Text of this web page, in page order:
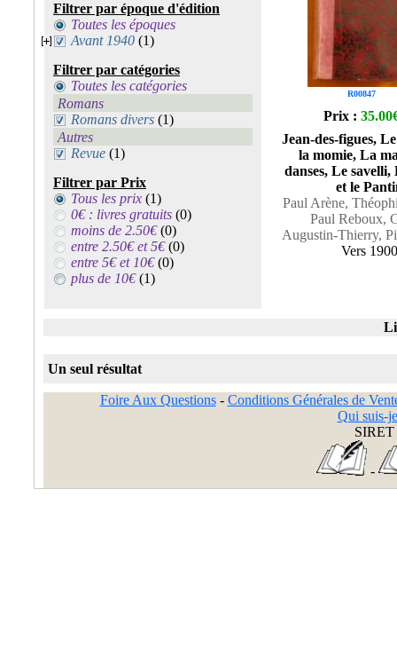
Filtrer par époque d'édition
Toutes les époques
Avant 1940 (1)
Filtrer par catégories
Toutes les catégories
Romans
Romans divers (1)
Autres
Revue (1)
Filtrer par Prix
Tous les prix (1)
0€ : livres gratuits (0)
moins de 2.50€(0)
entre 2.50€ et 5€(0)
entre 5€ et 10€(0)
plus de 10€(1)
R00847
Prix :
Jean-des-figues,
la momie, La
danses, Le savelli,
et le
Paul Arène,
Paul Reboux,
Augustin-Thierry,
Vers 1900
Un seul résultat
Foire Aux Questions- Conditions Générales de
Qui suis-
SIRET
-